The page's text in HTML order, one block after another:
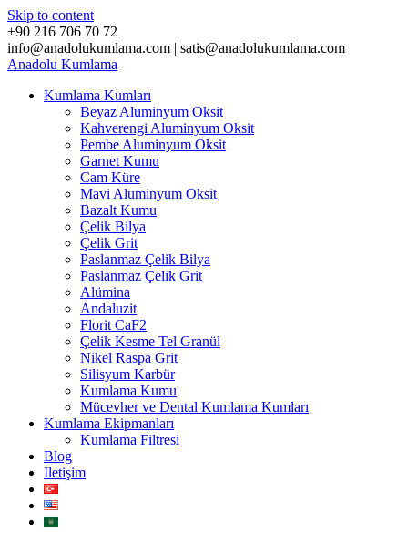
Skip to content
+90 216 706 70 72
info@anadolukumlama.com | satis@anadolukumlama.com
Anadolu Kumlama
Kumlama Kumları
Beyaz Aluminyum Oksit
Kahverengi Aluminyum Oksit
Pembe Aluminyum Oksit
Garnet Kumu
Cam Küre
Mavi Aluminyum Oksit
Bazalt Kumu
Çelik Bilya
Çelik Grit
Paslanmaz Çelik Bilya
Paslanmaz Çelik Grit
Alümina
Andaluzit
Florit CaF2
Çelik Kesme Tel Granül
Nikel Raspa Grit
Silisyum Karbür
Kumlama Kumu
Mücevher ve Dental Kumlama Kumları
Kumlama Ekipmanları
Kumlama Filtresi
Blog
İletişim